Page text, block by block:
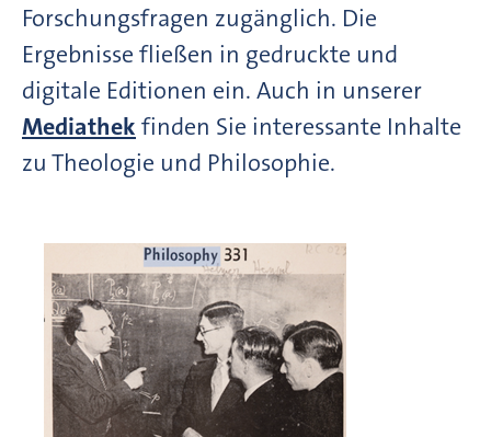
Forschungsfragen zugänglich. Die
Ergebnisse fließen in gedruckte und
digitale Editionen ein. Auch in unserer
Mediathek finden Sie interessante Inhalte
zu Theologie und Philosophie.